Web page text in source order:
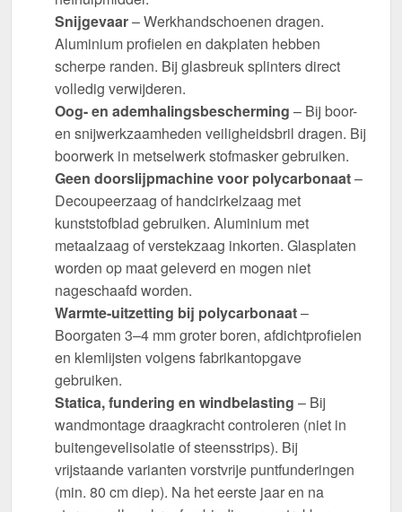
Snijgevaar– Werkhandschoenen dragen.
Aluminium profielen en dakplaten hebben
scherpe randen. Bij glasbreuk splinters direct
volledig verwijderen.
Oog- en ademhalingsbescherming – Bij boor-
en snijwerkzaamheden veiligheidsbril dragen. Bij
boorwerk in metselwerk stofmasker gebruiken.
Geen doorslijpmachine voor polycarbonaat–
Decoupeerzaag of handcirkelzaag met
kunststofblad gebruiken. Aluminium met
metaalzaag of verstekzaag inkorten. Glasplaten
worden op maat geleverd en mogen niet
nageschaafd worden.
Warmte-uitzetting bij polycarbonaat–
Boorgaten 3–4 mm groter boren, afdichtprofielen
en klemlijsten volgens fabrikantopgave
gebruiken.
Statica, fundering en windbelasting – Bij
wandmontage draagkracht controleren (niet in
buitengevelisolatie of steensstrips). Bij
vrijstaande varianten vorstvrije puntfunderingen
(min. 80 cm diep). Na het eerste jaar en na